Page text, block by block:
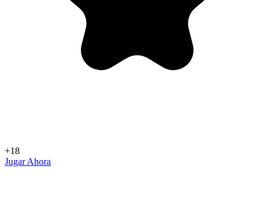
+18
Jugar Ahora